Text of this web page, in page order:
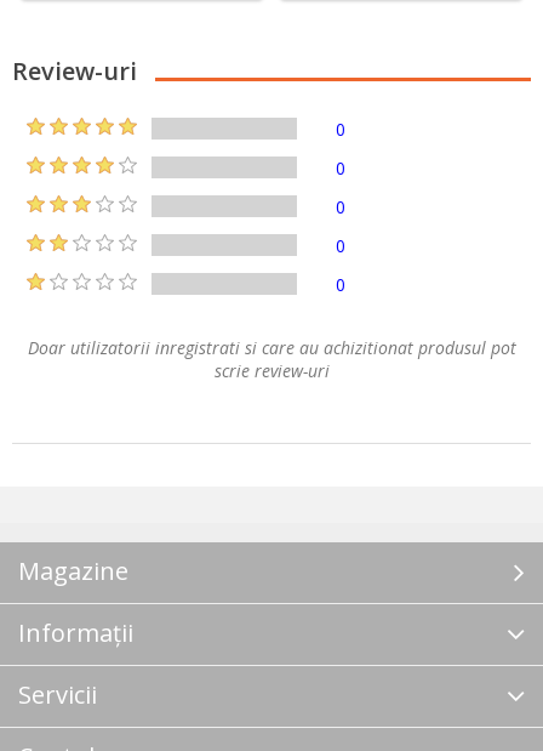
Review-uri
0
0
0
0
0
Doar utilizatorii inregistrati si care au achizitionat produsul pot
scrie review-uri
Magazine
Informații
Servicii